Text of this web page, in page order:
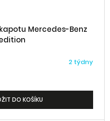
Mercedes-Benz
2 týdny
DO KOŠÍKU